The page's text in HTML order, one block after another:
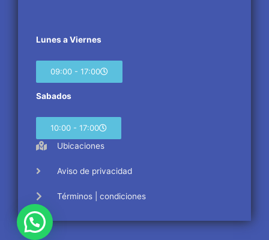
Lunes a Viernes
09:00 - 17:00
Sabados
10:00 - 17:00
Ubicaciones
Aviso de privacidad
Términos | condiciones